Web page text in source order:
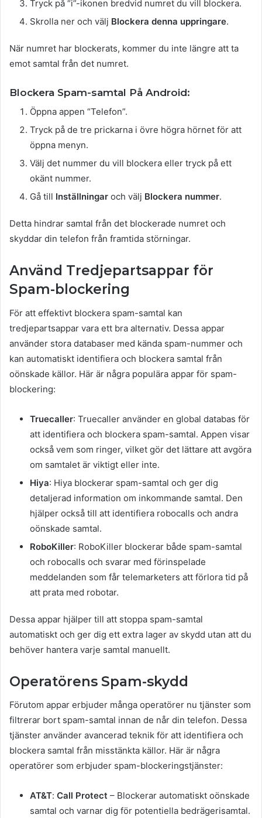
Tryck på “i”-ikonen bredvid numret du vill blockera.
Skrolla ner och välj Blockera denna uppringare.
När numret har blockerats, kommer du inte längre att ta
emot samtal från det numret.
Blockera Spam-samtal På Android:
Öppna appen “Telefon”.
Tryck på de tre prickarna i övre högra hörnet för att
öppna menyn.
Välj det nummer du vill blockera eller tryck på ett
okänt nummer.
Gå till Inställningar och välj Blockera nummer.
Detta hindrar samtal från det blockerade numret och
skyddar din telefon från framtida störningar.
Använd Tredjepartsappar för
Spam-blockering
För att effektivt blockera spam-samtal kan
tredjepartsappar vara ett bra alternativ. Dessa appar
använder stora databaser med kända spam-nummer och
kan automatiskt identifiera och blockera samtal från
oönskade källor. Här är några populära appar för spam-
blockering:
Truecaller: Truecaller använder en global databas för
att identifiera och blockera spam-samtal. Appen visar
också vem som ringer, vilket gör det lättare att avgöra
om samtalet är viktigt eller inte.
Hiya: Hiya blockerar spam-samtal och ger dig
detaljerad information om inkommande samtal. Den
hjälper också till att identifiera robocalls och andra
oönskade samtal.
RoboKiller: RoboKiller blockerar både spam-samtal
och robocalls och svarar med förinspelade
meddelanden som får telemarketers att förlora tid på
att prata med robotar.
Dessa appar hjälper till att stoppa spam-samtal
automatiskt och ger dig ett extra lager av skydd utan att du
behöver hantera varje samtal manuellt.
Operatörens Spam-skydd
Förutom appar erbjuder många operatörer nu tjänster som
filtrerar bort spam-samtal innan de når din telefon. Dessa
tjänster använder avancerad teknik för att identifiera och
blockera samtal från misstänkta källor. Här är några
operatörer som erbjuder spam-blockeringstjänster:
AT&T: Call Protect – Blockerar automatiskt oönskade
samtal och varnar dig för potentiella bedrägerisamtal.